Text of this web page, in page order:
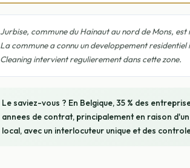
Jurbise, commune du Hainaut au nord de Mons,
La commune a connu un developpement
Cleaning intervient regulierement dans cette zone.
Le saviez-vous ? En Belgique, 35 % des
annees de contrat, principalement en raison
local, avec un interlocuteur unique et des